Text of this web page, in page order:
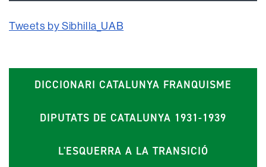
Tweets by Sibhilla_UAB
DICCIONARI CATALUNYA FRANQUISME
DIPUTATS DE CATALUNYA 1931-1939
L'ESQUERRA A LA TRANSICIÓ